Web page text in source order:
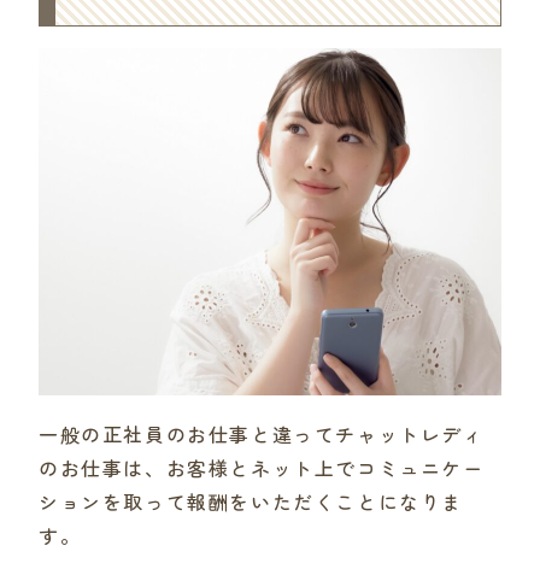
一般の正社員のお仕事と違ってチャットレディ
のお仕事は、お客様とネット上でコミュニケー
ションを取って報酬をいただくことになりま
す。